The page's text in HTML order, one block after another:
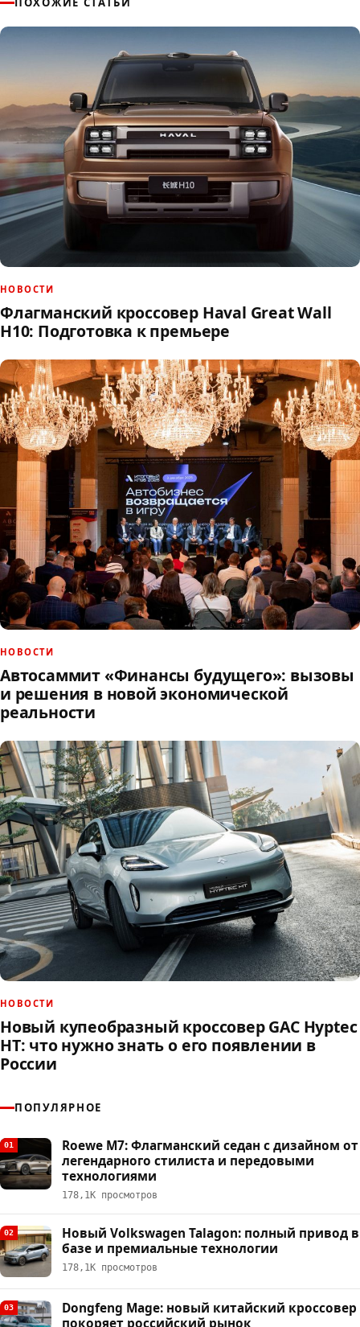
НОВОСТИ
Флагманский кроссовер Haval Great Wall
H10: Подготовка к премьере
НОВОСТИ
Автосаммит «Финансы будущего»: вызовы
и решения в новой экономической
реальности
НОВОСТИ
Новый купеобразный кроссовер GAC Hyptec
HT: что нужно знать о его появлении в
России
ПОПУЛЯРНОЕ
01
Roewe M7: Флагманский седан с дизайном от
легендарного стилиста и передовыми
технологиями
178,1К просмотров
02
Новый Volkswagen Talagon: полный привод в
базе и премиальные технологии
178,1К просмотров
03
Dongfeng Mage: новый китайский кроссовер
покоряет российский рынок